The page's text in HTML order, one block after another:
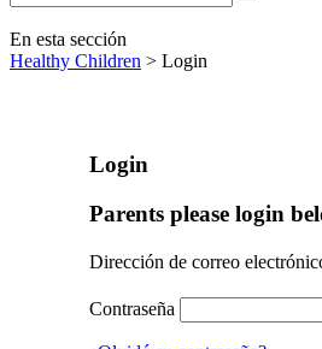
En esta sección
Healthy Children > Login
Login
Parents please login
Dirección de correo
Contraseña